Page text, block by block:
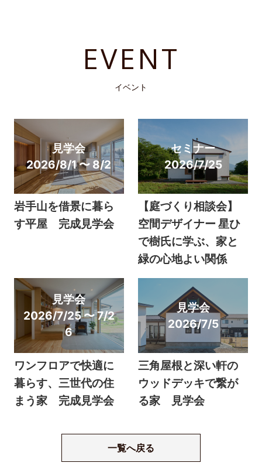
EVENT
イベント
見学会
2026/8/1 〜 8/2
岩手山を借景に暮ら
す平屋 完成見学会
セミナー
2026/7/25
【庭づくり相談会】
空間デザイナー 星ひ
で樹氏に学ぶ、家と
緑の心地よい関係
見学会
2026/7/25 〜 7/2
6
ワンフロアで快適に
暮らす、三世代の住
まう家 完成見学会
見学会
2026/7/5
三角屋根と深い軒の
ウッドデッキで繋が
る家 見学会
一覧へ戻る